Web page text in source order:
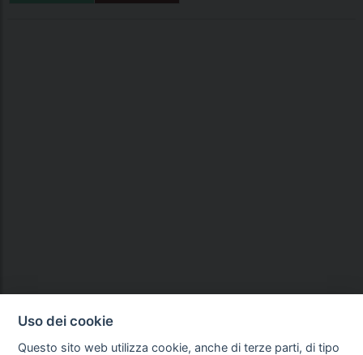
Uso dei cookie
Questo sito web utilizza cookie, anche di terze parti, di tipo